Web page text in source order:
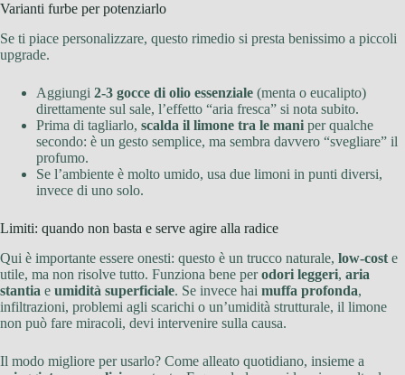
Varianti furbe per potenziarlo
Se ti piace personalizzare, questo rimedio si presta benissimo a piccoli
upgrade.
Aggiungi 2-3 gocce di olio essenziale (menta o eucalipto)
direttamente sul sale, l’effetto “aria fresca” si nota subito.
Prima di tagliarlo, scalda il limone tra le mani per qualche
secondo: è un gesto semplice, ma sembra davvero “svegliare” il
profumo.
Se l’ambiente è molto umido, usa due limoni in punti diversi,
invece di uno solo.
Limiti: quando non basta e serve agire alla radice
Qui è importante essere onesti: questo è un trucco naturale, low-cost e
utile, ma non risolve tutto. Funziona bene perodori leggeri, aria
stantia e umidità superficiale. Se invece hai muffa profonda,
infiltrazioni, problemi agli scarichi o un’umidità strutturale, il limone
non può fare miracoli, devi intervenire sulla causa.
Il modo migliore per usarlo? Come alleato quotidiano, insieme a